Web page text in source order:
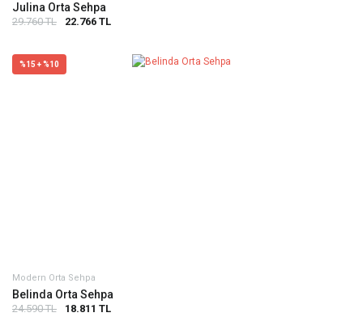
Julina Orta Sehpa
29.760 TL 22.766 TL
%15 + %10
Modern Orta Sehpa
Belinda Orta Sehpa
24.590 TL 18.811 TL